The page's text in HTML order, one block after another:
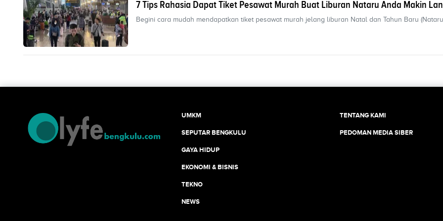
7 Tips Rahasia Dapat Tiket Pesawat Murah Buat Liburan Nataru Anda Makin
Begini cara mudah mendapatkan tiket pesawat murah jelang liburan Natal dan Tahun Baru
UMKM
SEPUTAR BENGKULU
GAYA HIDUP
EKONOMI & BISNIS
TEKNO
NEWS
TENTANG KAMI
PEDOMAN MEDIA SIBER